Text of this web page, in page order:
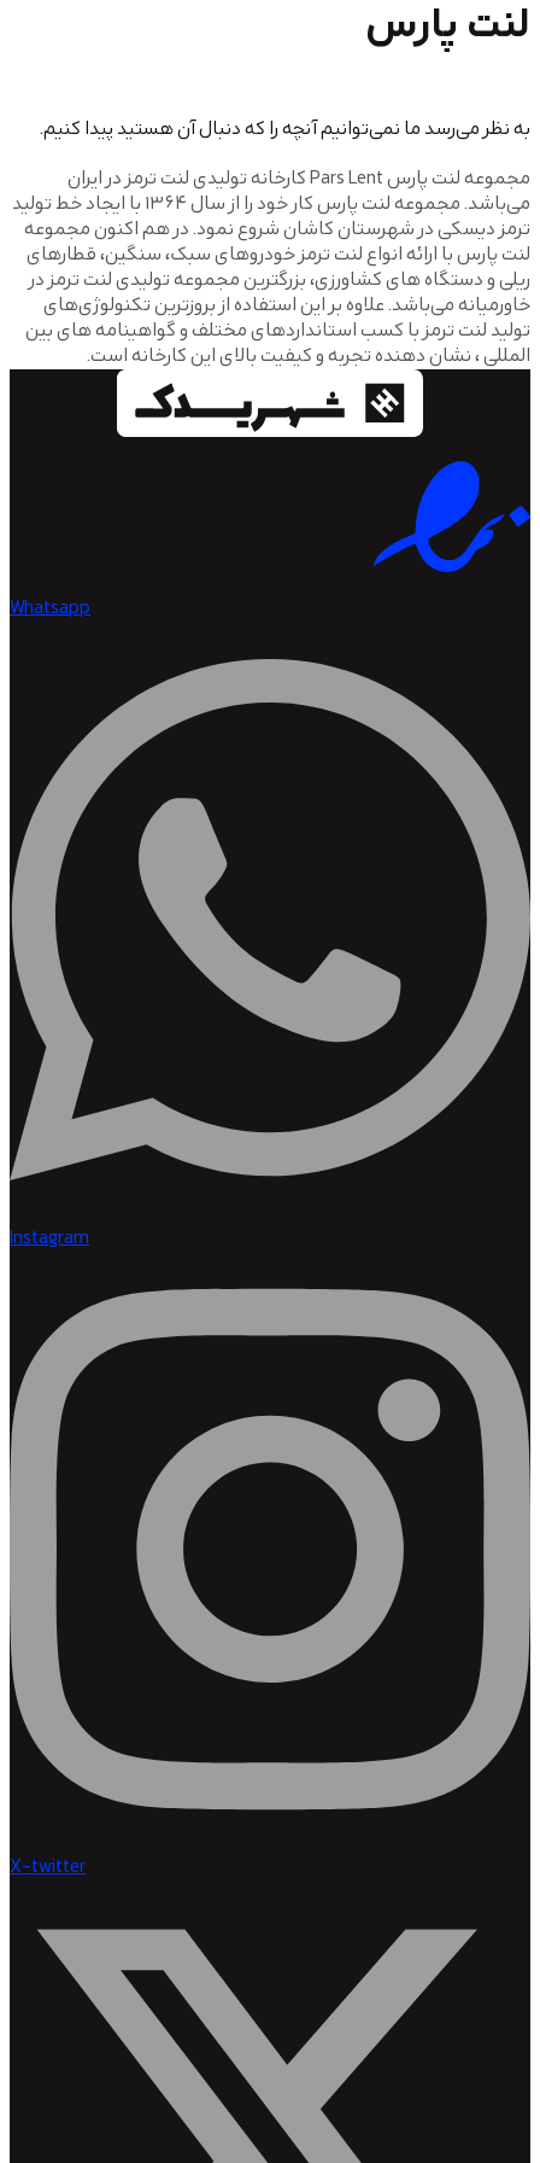
ما نمی‌توانیم آنچه را که دنبال آن هستید پیدا کنیم.
مجموعه لنت پارس Pars Lent کارخانه تولیدی لنت ترمز در ایران
می‌باشد. مجموعه لنت پارس کار خود را از سال 1364 با ایجاد خط تولید
در شهرستان کاشان شروع نمود. در هم اکنون مجموعه
ارائه انواع لنت ترمز خودروهای سبک، سنگین، قطارهای
های کشاورزی، بزرگترین مجموعه تولیدی لنت ترمز در
علاوه بر این استفاده از بروزترین تکنولوژی‌های
با کسب استانداردهای مختلف و گواهینامه های بین
دهنده تجربه و کیفیت بالای این کارخانه است.